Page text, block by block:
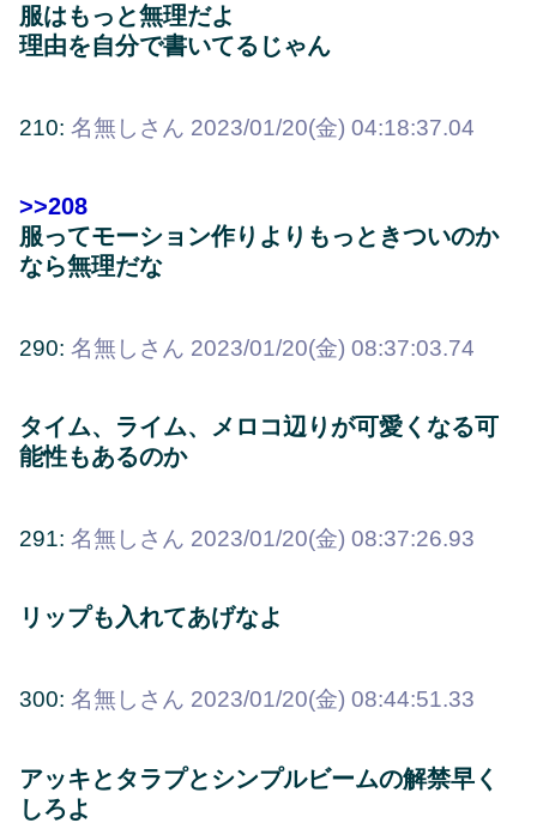
服はもっと無理だよ
理由を自分で書いてるじゃん
210: 名無しさん 2023/01/20(金) 04:18:37.04
>>208
服ってモーション作りよりもっときついのか
なら無理だな
290: 名無しさん 2023/01/20(金) 08:37:03.74
タイム、ライム、メロコ辺りが可愛くなる可
能性もあるのか
291: 名無しさん 2023/01/20(金) 08:37:26.93
リップも入れてあげなよ
300: 名無しさん 2023/01/20(金) 08:44:51.33
アッキとタラプとシンプルビームの解禁早く
しろよ